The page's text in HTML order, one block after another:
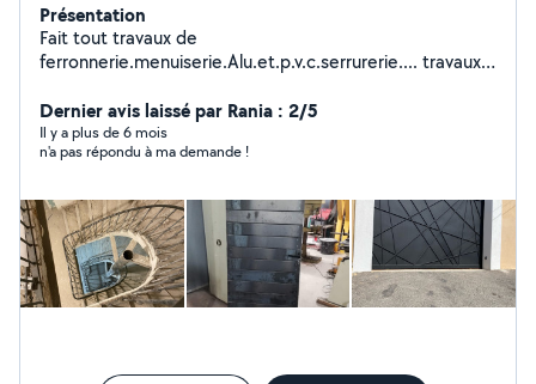
Présentation
Fait tout travaux de
ferronnerie.menuiserie.Alu.et.p.v.c.serrurerie.... travaux a
Dernier avis laissé par Rania : 2/5
Il y a plus de 6 mois
n'a pas répondu à ma demande !